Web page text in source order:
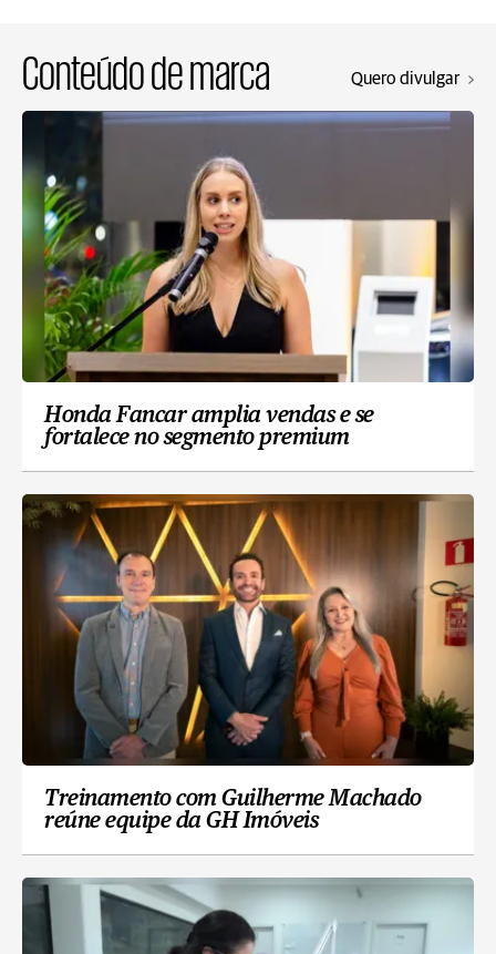
Conteúdo de marca Quero divulgar
Honda Fancar amplia vendas e se
fortalece no segmento premium
Treinamento com Guilherme Machado
reúne equipe da GH Imóveis